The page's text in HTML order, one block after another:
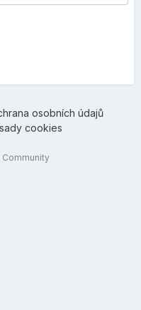
osobních údajů
cookies